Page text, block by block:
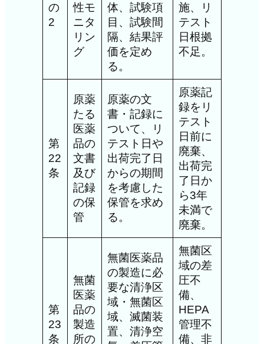
の
2
性モ
ニタ
リン
グ
体、試験項
目、試験間
隔、結果評
価を定め
る。
施、リ
テスト
日根拠
不足。
第
22
条
原薬
たる
医薬
品の
文書
及び
記録
の保
管
原薬の文
書・記録に
ついて、リ
テスト日や
出荷完了日
からの期間
を考慮した
保管を求め
る。
原薬記
録をリ
テスト
日前に
廃棄、
出荷完
了日か
ら3年
未満で
廃棄。
第
23
条
無菌
医薬
品の
製造
所の
無菌医薬品
の製造に必
要な清浄区
域・無菌区
域、滅菌装
置、清浄空
無菌区
域の差
圧不
備、
HEPA
管理不
備、非